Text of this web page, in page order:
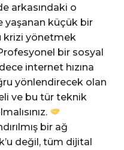
arkasındaki o
yaşanan küçük bir
krizi yönetmek
bir sosyal
internet hızına
yönlendirecek olan
ve bu tür teknik
bir ağ
değil, tüm dijital